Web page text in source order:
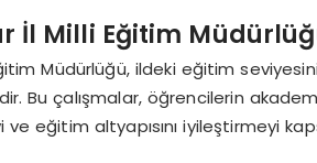
İl Milli Eğitim
Müdürlüğü, ildeki eğitim
Bu çalışmalar, öğrencilerin
eğitim altyapısını iyileştirmeyi